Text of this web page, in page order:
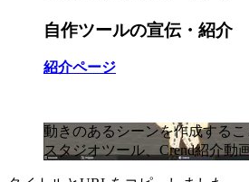
自作ツールの宣伝・紹介
紹介ページ
動きのあるシーンを作成する
スタジオツール、Crend紹介動